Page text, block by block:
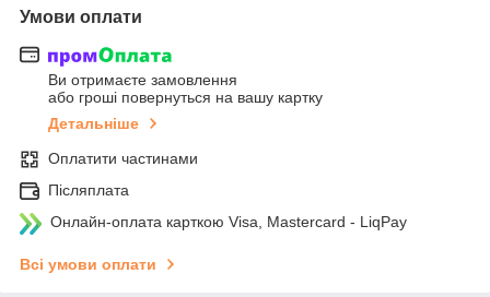
Умови оплати
Ви отримаєте замовлення
або гроші повернуться на вашу картку
Детальніше
Оплатити частинами
Післяплата
Онлайн-оплата карткою Visa, Mastercard - LiqPay
Всі умови оплати